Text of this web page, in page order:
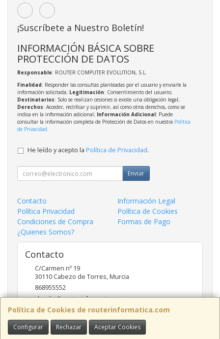
Política de Cookies de routerinformatica.com
Configurar Rechazar Aceptar Cookies
¡Suscríbete a Nuestro Boletín!
INFORMACIÓN BÁSICA SOBRE
PROTECCIÓN DE DATOS
Responsable: ROUTER COMPUTER EVOLUTION, S.L.
Finalidad: Responder las consultas planteadas por el usuario y enviarle la
información solicitada; Legitimación: Consentimiento del usuario;
Destinatarios: Solo se realizan cesiones si existe una obligación legal;
Derechos: Acceder, rectificar y suprimir, así como otros derechos, como se
indica en la información adicional; Información Adicional: Puede
consultar la información completa de Protección de Datos en nuestra Política
de Privacidad.
He leído y acepto la Política de Privacidad.
Enviar
Contacto
Información Legal
Política Privacidad
Política de Cookies
Condiciones de Compra
Formas de Pago
¿Quienes Somos?
Contacto
C/Carmen nº 19
30110 Cabezo de Torres,Murcia
868955552
claudio@routerinformatica.net
Horario